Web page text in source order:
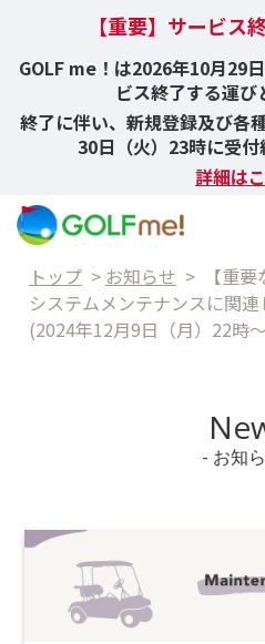
【重要】サービス
GOLF me！は2026年10月29
ビス終了する運び
終了に伴い、新規登録及び各
30日（火）23時に受付
詳細は
トップ > お知らせ >
【重
システムメンテナンスに関
(2024年12月9日（月）22時
- お知